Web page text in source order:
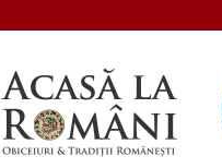
Acasa
la
Romani